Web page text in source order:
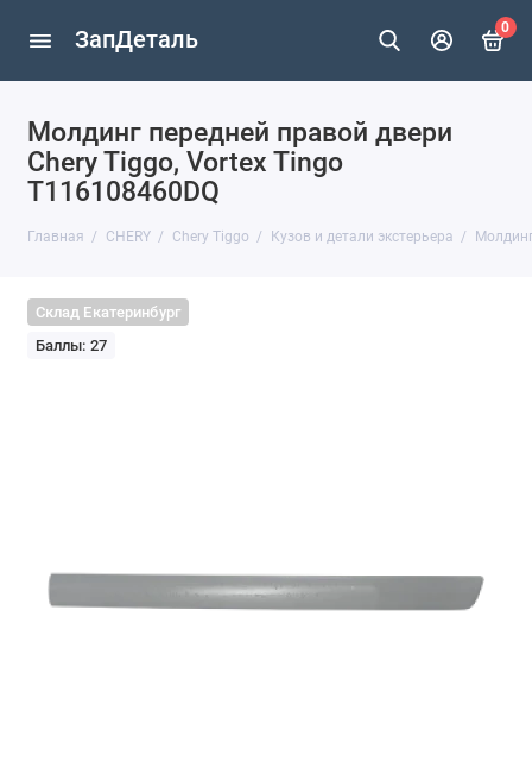
ЗапДеталь 0
Молдинг передней правой двери
Chery Tiggo, Vortex Tingo
T116108460DQ
Главная CHERY Chery Tiggo Кузов и детали экстерьера
Склад Екатеринбург
Баллы: 27